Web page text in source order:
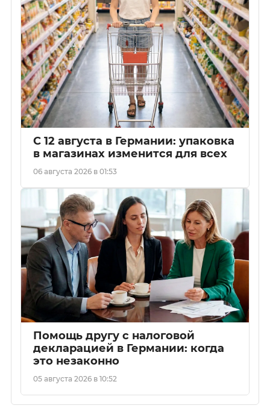
С 12 августа в Германии: упаковка
в магазинах изменится для всех
06 августа 2026 в 01:53
Помощь другу с налоговой
декларацией в Германии: когда
это незаконно
05 августа 2026 в 10:52